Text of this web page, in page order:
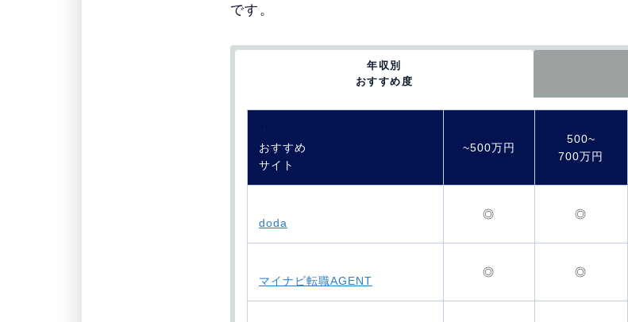
です。
年収別
おすすめ度
・
おすすめ
サイト
~500万円
500~
700万円
doda
◎ ◎
マイナビ転職AGENT
◎ ◎